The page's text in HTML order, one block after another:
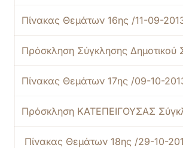
Πίνακας Θεμάτων 16ης /11-09-
Πρόσκληση Σύγκλησης Δημοτικού
Πίνακας Θεμάτων 17ης /09-10-
Πρόσκληση ΚΑΤΕΠΕΙΓΟΥΣΑΣ
Πίνακας Θεμάτων 18ης /29-10-